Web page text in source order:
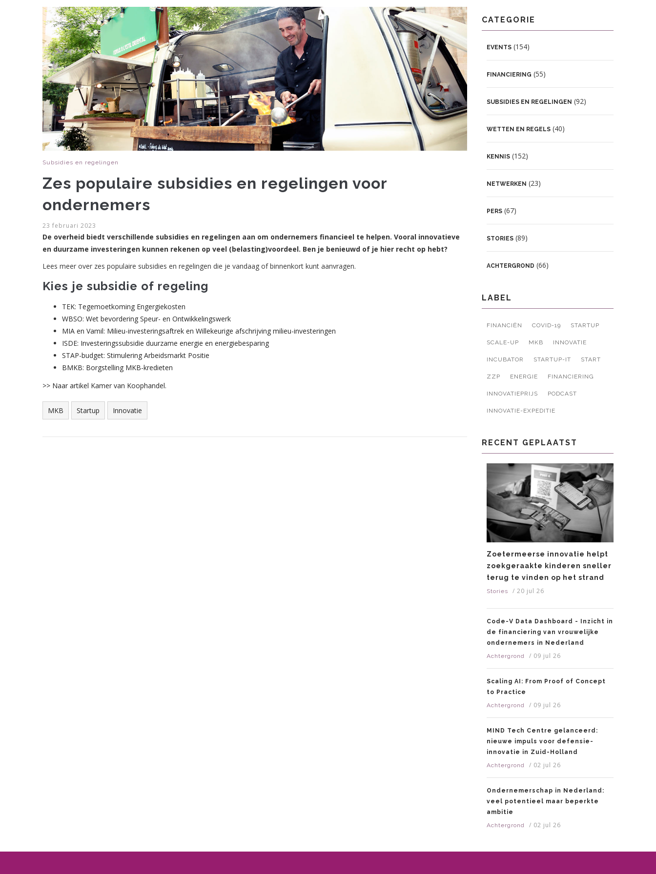
Subsidies en regelingen
Zes populaire subsidies en regelingen voor
ondernemers
23 februari 2023
De overheid biedt verschillende subsidies en regelingen aan om ondernemers financieel te helpen. Vooral innovatieve
en duurzame investeringen kunnen rekenen op veel (belasting)voordeel. Ben je benieuwd of je hier recht op hebt?
Lees meer over zes populaire subsidies en regelingen die je vandaag of binnenkort kunt aanvragen.
Kies je subsidie of regeling
TEK: Tegemoetkoming Engergiekosten
WBSO: Wet bevordering Speur- en Ontwikkelingswerk
MIA en Vamil: Milieu-investeringsaftrek en Willekeurige afschrijving milieu-investeringen
ISDE: Investeringssubsidie duurzame energie en energiebesparing
STAP-budget: Stimulering Arbeidsmarkt Positie
BMKB: Borgstelling MKB-kredieten
>> Naar artikel Kamer van Koophandel.
MKB Startup Innovatie
CATEGORIE
EVENTS (154)
FINANCIERING (55)
SUBSIDIES EN REGELINGEN (92)
WETTEN EN REGELS (40)
KENNIS (152)
NETWERKEN (23)
PERS (67)
STORIES (89)
ACHTERGROND (66)
LABEL
FINANCIËN COVID-19 STARTUP
SCALE-UP MKB INNOVATIE
INCUBATOR STARTUP-IT START
ZZP ENERGIE FINANCIERING
INNOVATIEPRIJS PODCAST
INNOVATIE-EXPEDITIE
RECENT GEPLAATST
Zoetermeerse innovatie helpt
zoekgeraakte kinderen sneller
terug te vinden op het strand
Stories / 20 jul 26
Code-V Data Dashboard - Inzicht in
de financiering van vrouwelijke
ondernemers in Nederland
Achtergrond
/ 09 jul 26
Scaling AI: From Proof of Concept
to Practice
Achtergrond
/ 09 jul 26
MIND Tech Centre gelanceerd:
nieuwe impuls voor defensie-
innovatie in Zuid-Holland
Achtergrond
/ 02 jul 26
Ondernemerschap in Nederland:
veel potentieel maar beperkte
ambitie
Achtergrond
/ 02 jul 26